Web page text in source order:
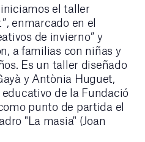
el taller
enmarcado en el
de invierno” y
a familias con niñas y
Es un taller diseñado
y Antònia Huguet,
de la Fundació
punto de partida el
"La masia" (Joan